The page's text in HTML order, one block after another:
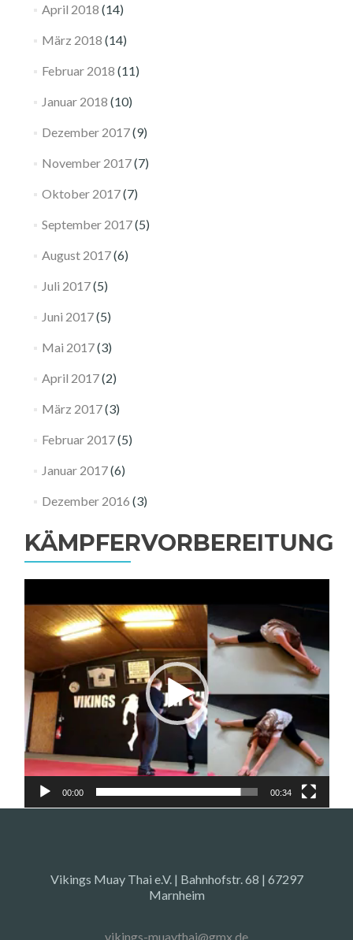
April 2018 (14)
März 2018 (14)
Februar 2018 (11)
Januar 2018 (10)
Dezember 2017(9)
November 2017(7)
Oktober 2017(7)
September 2017(5)
August 2017(6)
Juli 2017(5)
Juni 2017(5)
Mai 2017(3)
April 2017(2)
März 2017(3)
Februar 2017(5)
Januar 2017(6)
Dezember 2016 (3)
KÄMPFERVORBEREITUNG
Player
00:00 00:34
Vikings Muay Thai e.V. | Bahnhofstr. 68 | 67297
Marnheim
vikings-muaythai@gmx.de